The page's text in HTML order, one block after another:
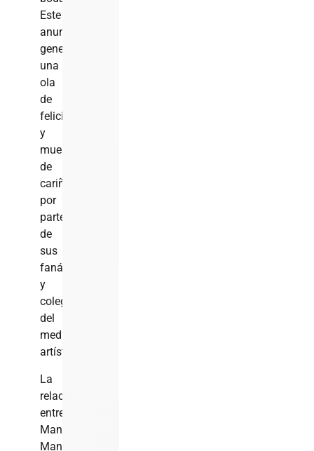
Este
anuncio
generó
una
ola
de
felicitaciones
y
muestras
de
cariño
por
parte
de
sus
fanáticos
y
colegas
del
medio
artístico.
La
relación
entre
Manny
Manuel